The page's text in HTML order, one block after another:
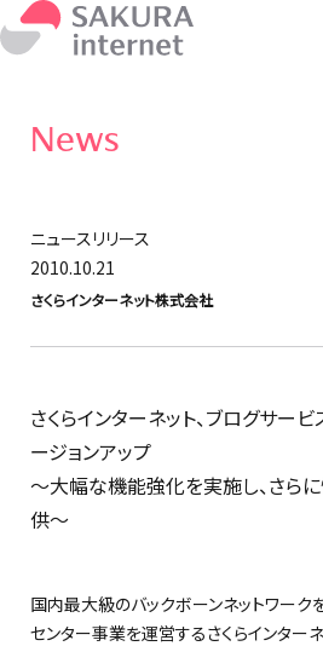
News
ニュースリリース
2010.10.21
さくらインターネット株式会社
さくらインターネット、ブログサービ
ージョンアップ
〜大幅な機能強化を実施し、さら
供〜
国内最大級のバックボーンネットワーク
センター事業を運営するさくらインター